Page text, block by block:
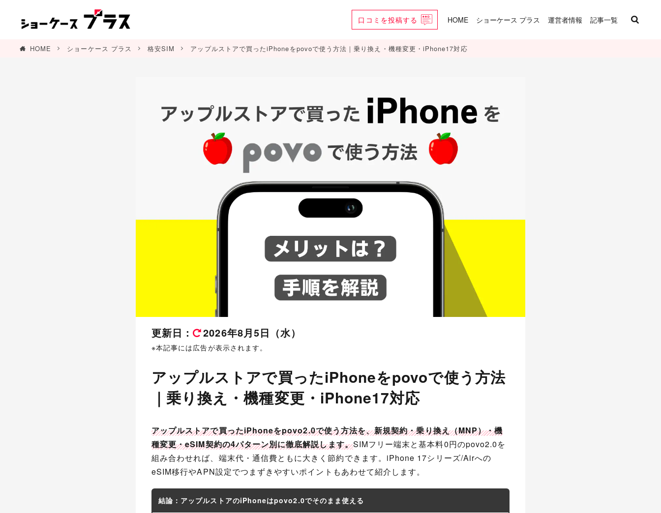
口コミを投稿する HOME ショーケース プラス 運営者情報 記事一覧
HOME ショーケース プラス 格安SIM アップルストアで買ったiPhoneをpovoで使う方法｜乗り換え・機種変更・iPhone17対応
更新日： 2026年8月5日（水）
※本記事には広告が表示されます。
アップルストアで買ったiPhoneをpovoで使う方法
｜乗り換え・機種変更・iPhone17対応
アップルストアで買ったiPhoneをpovo2.0で使う方法を、新規契約・乗り換え（MNP）・機
種変更・eSIM契約の4パターン別に徹底解説します。SIMフリー端末と基本料0円のpovo2.0を
組み合わせれば、端末代・通信費ともに大きく節約できます。iPhone 17シリーズ/Airへの
eSIM移行やAPN設定でつまずきやすいポイントもあわせて紹介します。
結論：アップルストアのiPhoneはpovo2.0でそのまま使える